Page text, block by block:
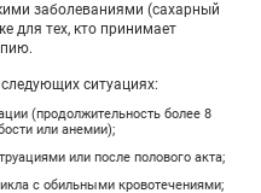
заболеваниями (сахарный
для тех, кто принимает
ситуациях:
(продолжительность более 8
или анемии);
или после полового акта;
с обильными кровотечениями;